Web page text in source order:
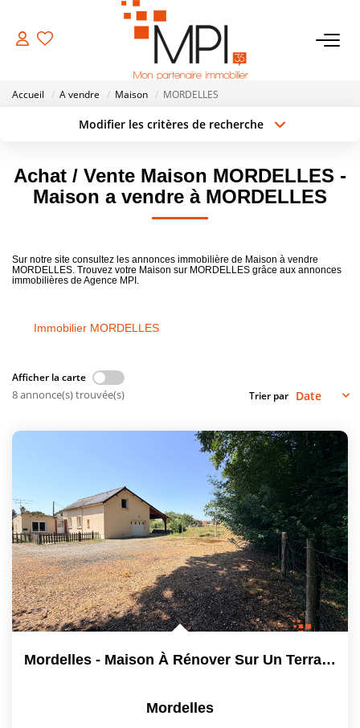
VENTES
Biens À Vendre
LOCATIONS
ESTIMATION
Simulateurs
Nos Outils Pour Vendre
ACTUALITÉS
CONTACT
Recrutement
Accueil A vendre Maison MORDELLES
Modifier les critères de recherche
Sélectionnez...
Type de bien
Surface min
Plus de critères Créer une alerte
Achat / Vente Maison MORDELLES -
Maison a vendre à MORDELLES
Sur notre site consultez les annonces immobilière de Maison à vendre
MORDELLES. Trouvez votre Maison sur MORDELLES grâce aux annonces
immobilières de Agence MPI.
Immobilier MORDELLES
Afficher la carte
8 annonce(s) trouvée(s) Trier par
Mordelles - Maison À Rénover Sur Un Terrain De 1 300 M² En...
Mordelles